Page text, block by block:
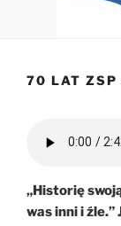
70 LAT ZSP
„Historię
was inni i źle.”